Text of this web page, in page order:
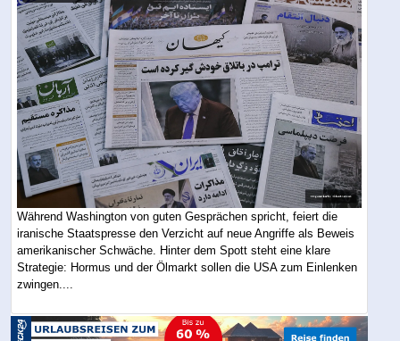
Während Washington von guten Gesprächen spricht, feiert die
iranische Staatspresse den Verzicht auf neue Angriffe als Beweis
amerikanischer Schwäche. Hinter dem Spott steht eine klare
Strategie: Hormus und der Ölmarkt sollen die USA zum Einlenken
zwingen....